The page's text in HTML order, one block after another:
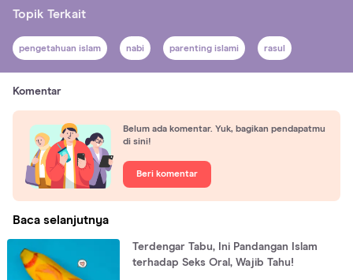
Topik Terkait
pengetahuan islam nabi parenting islami rasul
Komentar
Belum ada komentar. Yuk, bagikan pendapatmu
di sini!
Beri komentar
Baca selanjutnya
Terdengar Tabu, Ini Pandangan Islam
terhadap Seks Oral, Wajib Tahu!